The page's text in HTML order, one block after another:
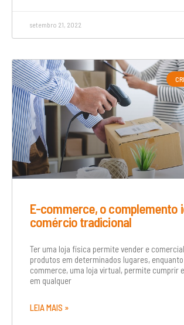
setembro 21, 2022
E-commerce, o complemento
comércio tradicional
Ter uma loja física permite vender e
produtos em determinados lugares,
commerce, uma loja virtual, permite cumprir
em qualquer
LEIA MAIS »